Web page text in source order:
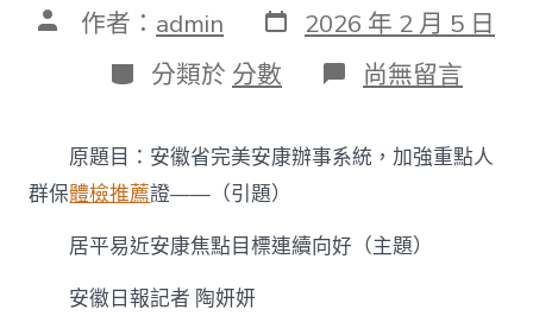
文 作者： admin 發
表
日
期
2026 年 2 月 5 日
分
類
分類於 分數 在
〈安
居
平
傳
醫
尚無留言
原題目：安徽省完美安康辦事系統，加強重點人
群保體檢推薦證——（引題）
居平易近安康焦點目標連續向好（主題）
安徽日報記者 陶妍妍